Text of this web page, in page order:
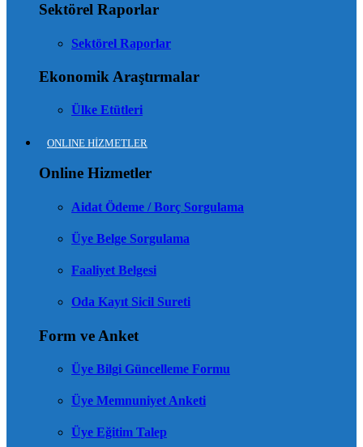
Sektörel Raporlar
Sektörel Raporlar
Ekonomik Araştırmalar
Ülke Etütleri
ONLINE HİZMETLER
Online Hizmetler
Aidat Ödeme / Borç Sorgulama
Üye Belge Sorgulama
Faaliyet Belgesi
Oda Kayıt Sicil Sureti
Form ve Anket
Üye Bilgi Güncelleme Formu
Üye Memnuniyet Anketi
Üye Eğitim Talep